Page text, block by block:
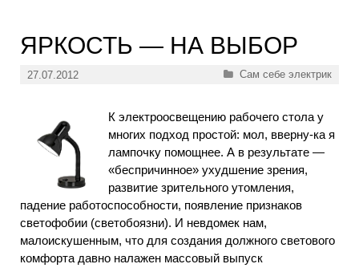
ЯРКОСТЬ — НА ВЫБОР
27.07.2012 Рубрики
Сам себе электрик
К электроосвещению рабочего стола у
многих подход простой: мол, вверну-ка я
лампочку помощнее. А в результате —
«беспричинное» ухудшение зрения,
развитие зрительного утомления,
падение работоспособности, появление признаков
светофобии (светобоязни). И невдомек нам,
малоискушенным, что для создания должного светового
комфорта давно налажен массовый выпуск